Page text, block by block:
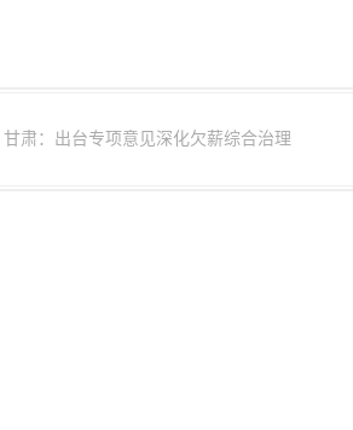
甘肃：出台专项意见深化欠薪综合治理